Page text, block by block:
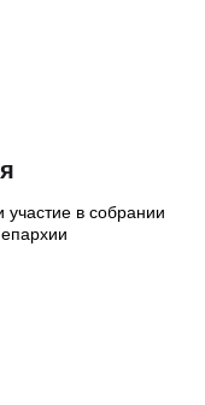
участие в собрании